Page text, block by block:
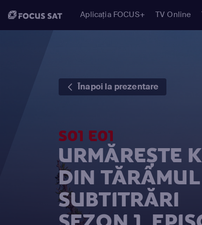
Aplicația FOCUS+ TV Online
Înapoi la prezentare
S01 E01
URMĂREȘTE
DIN
SUBTITRĂRI